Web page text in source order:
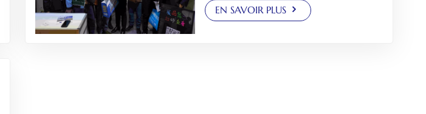
Fournisseur professionnel d'accessoires
EN SAVOIR PLUS